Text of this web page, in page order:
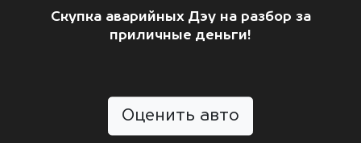
Скупка аварийных Дэу на разбор за
приличные деньги!
Оценить авто